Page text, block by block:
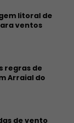
litoral de
ventos
regras de
Arraial do
de vento